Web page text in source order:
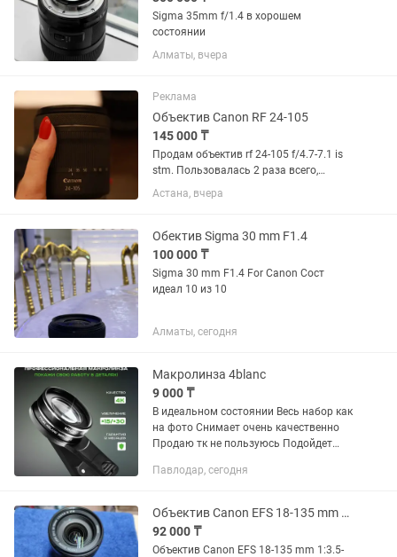
Sigma 35mm f/1.4 в хорошем
состоянии
Алматы, вчера
Реклама
Объектив Canon RF 24-105
145 000 ₸
Продам объектив rf 24-105 f/4.7-7.1 is
stm. Пользовалась 2 раза всего,
состояние идеальное
Астана, вчера
Обектив Sigma 30 mm F1.4
100 000 ₸
Sigma 30 mm F1.4 For Canon Сост
идеал 10 из 10
Алматы, сегодня
Макролинза 4blanc
9 000 ₸
В идеальном состоянии Весь набор как
на фото Снимает очень качественно
Продаю тк не пользуюсь Подойдет
макро фото
Павлодар, сегодня
Объектив Canon EFS 18-135 mm 13.5-5,6 IS STM
92 000 ₸
Объектив Canon EFS 18-135 mm 1:3.5-